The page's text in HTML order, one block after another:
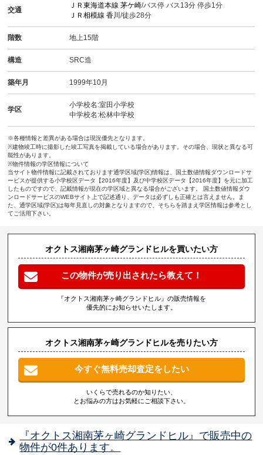
交通
ＪＲ東海道本線茅ケ崎/バス停 バス13分 停歩1分
ＪＲ相模線香川/徒歩28分
階数 地上15階
構造 SRC造
築年月 1999年10月
学区
小学校名:室田小学校
中学校名:松林中学校
※各種情報と差異がある場合は現況優先となります。
※建物竣工時に撮影した竣工写真を掲載している場合があります。その場合、現状と異なる可
能性があります。
※物件情報の学区情報について
当サイト物件情報に記載されております通学区域(学区)情報は、国土数値情報ダウンロードサ
ービスが提供する小学校区データ【2016年度】及び中学校区データ【2016年度】を元に加工
したものですので、記載情報が現在の学区域と異なる場合がございます。 国土数値情報ダウ
ンロードサービスのWEBサイト上で記述通り、データは必ずしも正確とは言えません。ま
た、通学区域(学区)は毎年見直しの対象となりますので、そちらを踏まえ学区情報は参考とし
てご活用下さい。
オクトス湘南茅ヶ崎グランドヒルを買いたい方
この物件が売り出されたら教えて！
『オクトス湘南茅ヶ崎グランドヒル』の販売情報を
優先的にお知らせいたします。
オクトス湘南茅ヶ崎グランドヒルを売りたい方
今すぐ無料売却査定をしたい
いくらで売れるのか知りたい、
とお悩みの方はお気軽にご相談下さい。
『オクトス湘南茅ヶ崎グランドヒル』で販売中の
物件が0件あります。